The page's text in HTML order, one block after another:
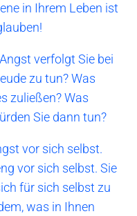
in Ihrem Leben ist
verfolgt Sie bei
zu tun? Was
zuließen? Was
Sie dann tun?
vor sich selbst.
vor sich selbst. Sie
für sich selbst zu
was in Ihnen